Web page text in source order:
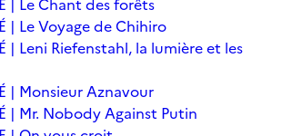
| Le Voyage de Chihiro
| Leni Riefenstahl, la lumière et les
| Monsieur Aznavour
| Mr. Nobody Against Putin